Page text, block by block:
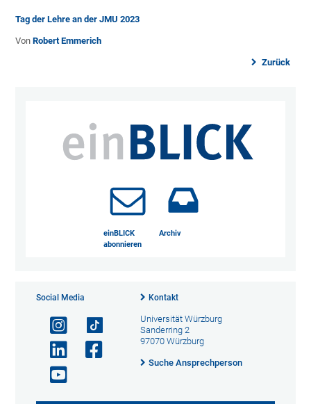
Tag der Lehre an der JMU 2023
VonRobert Emmerich
Zurück
einBLICK
abonnieren
Archiv
Social Media Kontakt
Universität Würzburg
Sanderring 2
97070 Würzburg
Suche Ansprechperson